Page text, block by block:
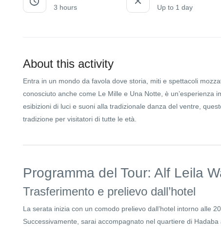
3 hours Up to 1 day
About this activity
Entra in un mondo da favola dove storia, miti e spettacoli
conosciuto anche come Le Mille e Una Notte, è un’esperienza
esibizioni di luci e suoni alla tradizionale danza del ventre,
tradizione per visitatori di tutte le età.
Programma del Tour: Alf Leila
Trasferimento e prelievo dall’hotel
La serata inizia con un comodo prelievo dall’hotel intorno alle
Successivamente, sarai accompagnato nel quartiere di